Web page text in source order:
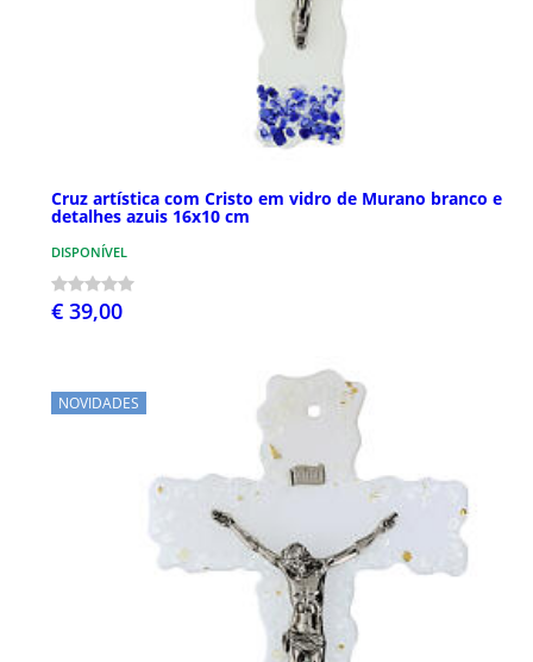
Cruz artística com Cristo em vidro de Murano branco e
detalhes azuis 16x10 cm
DISPONÍVEL
€ 39,00
NOVIDADES